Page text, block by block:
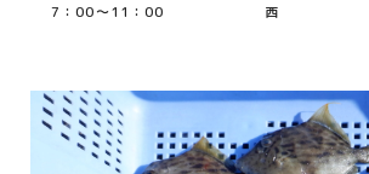
7：00～11：00
西